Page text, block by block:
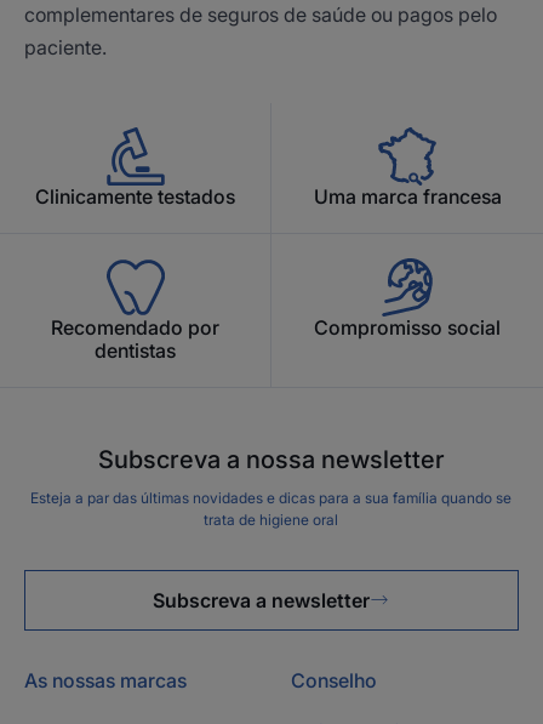
complementares de seguros de saúde ou pagos pelo
paciente.
Clinicamente testados Uma marca francesa
Recomendado por
dentistas
Compromisso social
Subscreva a nossa newsletter
Esteja a par das últimas novidades e dicas para a sua família quando se
trata de higiene oral
Subscreva a newsletter
As nossas marcas Conselho